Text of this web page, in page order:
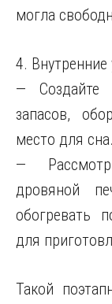
могла
4. Внутренние
— Создайте
запасов,
место для сна.
—
дровяной
обогревать
для
Такой